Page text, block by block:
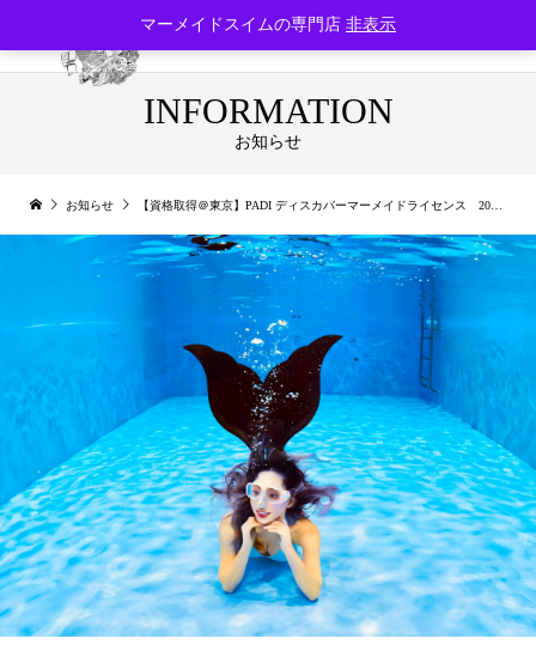
INFORMATION
お知らせ
お知らせ 【資格取得＠東京】PADI ディスカバーマーメイドライセンス 2023年12月開催
マーメイドスイムの専門店 非表示